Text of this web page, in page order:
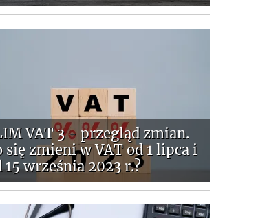
VAT 3 - przegląd zmian.
się zmieni w VAT od 1 lipca i
15 września 2023 r.?